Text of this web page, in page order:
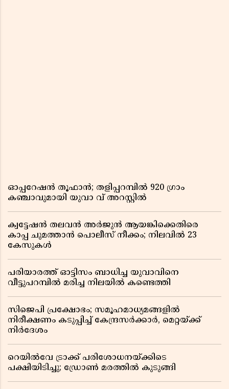
ഓപ്പറേഷൻ തൂഫാൻ; തളിപ്പറമ്പിൽ 920 ഗ്രാം
കഞ്ചാവുമായി യുവാ വ് അറസ്റ്റിൽ
ക്വട്ടേഷൻ തലവൻ അർജുൻ ആയങ്കിക്കെതിരെ
കാപ്പ ചുമത്താൻ പൊലീസ് നീക്കം; നിലവിൽ 23
കേസുകൾ
പരിയാരത്ത് ഓട്ടിസം ബാധിച്ച യുവാവിനെ
വീട്ടുപറമ്പിൽ മരിച്ച നിലയിൽ കണ്ടെത്തി
സിജെപി പ്രക്ഷോഭം; സമൂഹമാധ്യമങ്ങളിൽ
നിരീക്ഷണം കടുപ്പിച്ച് കേന്ദ്രസർക്കാർ, മെറ്റയ്ക്ക്
നിർദേശം
റെയിൽവേ ട്രാക്ക് പരിശോധനയ്ക്കിടെ
പക്ഷിയിടിച്ചു; ഡ്രോൺ മരത്തിൽ കുടുങ്ങി